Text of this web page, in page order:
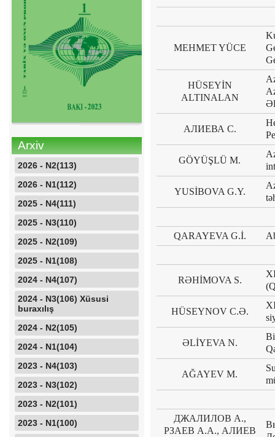
Arxiv
2026 - N2(113)
2026 - N1(112)
2025 - N4(111)
2025 - N3(110)
2025 - N2(109)
2025 - N1(108)
2024 - N4(107)
2024 - N3(106) Xüsusi
buraxılış
2024 - N2(105)
2024 - N1(104)
2023 - N4(103)
2023 - N3(102)
2023 - N2(101)
2023 - N1(100)
MEHMET YÜCE
HÜSEYİN
ALTINALAN
АЛИЕВА С.
GÖYÜŞLÜ M.
YUSİBOVA G.Y.
QARAYEVA G.İ.
RƏHİMOVA S.
HÜSEYNOV C.Ə.
ƏLİYEVA N.
AĞAYEV M.
ДЖАЛИЛОВ А.,
РЗАЕВ А.А., АЛИЕВ